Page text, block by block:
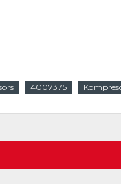
4007375